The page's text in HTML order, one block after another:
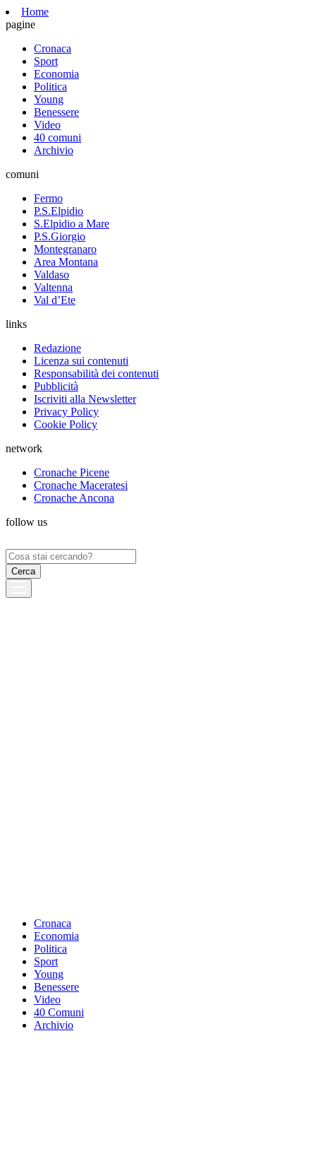
Home
pagine
Cronaca
Sport
Economia
Politica
Young
Benessere
Video
40 comuni
Archivio
comuni
Fermo
P.S.Elpidio
S.Elpidio a Mare
P.S.Giorgio
Montegranaro
Area Montana
Valdaso
Valtenna
Val d’Ete
links
Redazione
Licenza sui contenuti
Responsabilità dei contenuti
Pubblicità
Iscriviti alla Newsletter
Privacy Policy
Cookie Policy
network
Cronache Picene
Cronache Maceratesi
Cronache Ancona
follow us
Ricerca
per:
Cronaca
Economia
Politica
Sport
Young
Benessere
Video
40 Comuni
Archivio